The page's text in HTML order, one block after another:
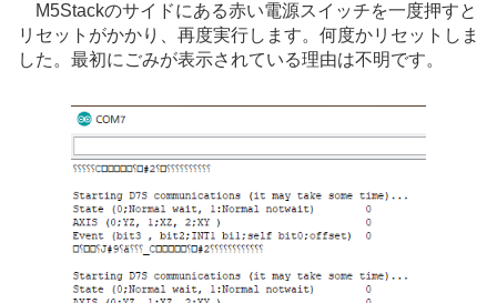
M5Stackのサイドにある赤い電源スイッチを一度押すと
リセットがかかり、再度実行します。何度かリセットしま
した。最初にごみが表示されている理由は不明です。